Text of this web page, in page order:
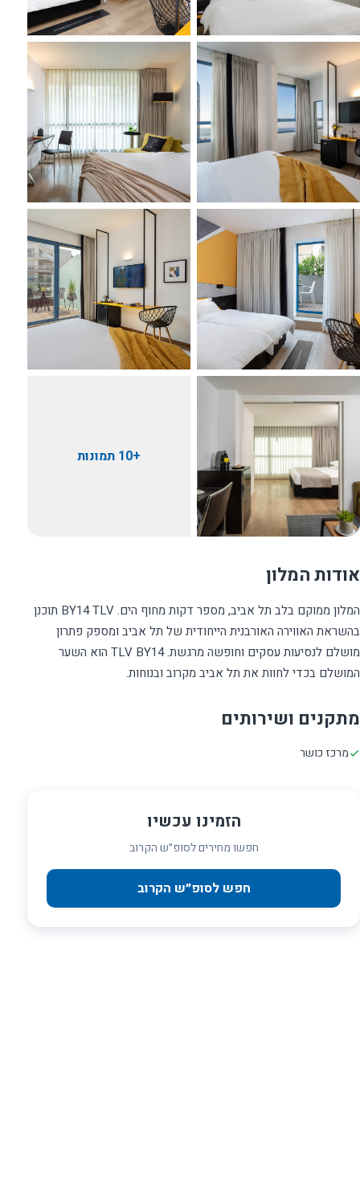
+10 תמונות
אודות המלון
המלון ממוקם בלב תל אביב, מספר דקות מחוף הים. BY14 TLV תוכנן
בהשראת האווירה האורבנית הייחודית של תל אביב ומספק פתרון
מושלם לנסיעות עסקים וחופשה מרגשת. TLV BY14 הוא השער
המושלם בכדי לחוות את תל אביב מקרוב ובנוחות.
מתקנים ושירותים
מרכז כושר
הזמינו עכשיו
חפשו מחירים לסופ״ש הקרוב
חפש לסופ״ש הקרוב